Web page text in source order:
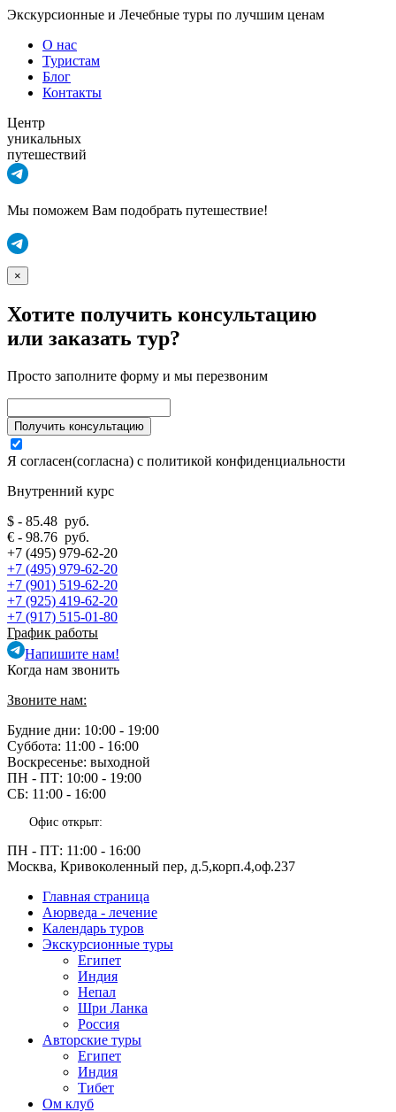
Экскурсионные и Лечебные туры по лучшим ценам
О нас
Туристам
Блог
Контакты
Центр
уникальных
путешествий
Мы поможем Вам подобрать путешествие!
×
Хотите получить консультацию
или заказать тур?
Просто заполните форму и мы перезвоним
Я согласен(согласна) с политикой конфиденциальности
Внутренний курс
$ - 85.48 руб.
€ - 98.76 руб.
+7 (495) 979-62-20
+7 (495) 979-62-20
+7 (901) 519-62-20
+7 (925) 419-62-20
+7 (917) 515-01-80
График работы
Напишите нам!
Когда нам звонить
Звоните нам:
Будние дни: 10:00 - 19:00
Суббота: 11:00 - 16:00
Воскресенье: выходной
ПН - ПТ: 10:00 - 19:00
СБ: 11:00 - 16:00
Офис открыт:
ПН - ПТ: 11:00 - 16:00
Москва, Кривоколенный пер, д.5,корп.4,оф.237
Главная страница
Аюрведа - лечение
Календарь туров
Экскурсионные туры
Египет
Индия
Непал
Шри Ланка
Россия
Авторские туры
Египет
Индия
Тибет
Ом клуб